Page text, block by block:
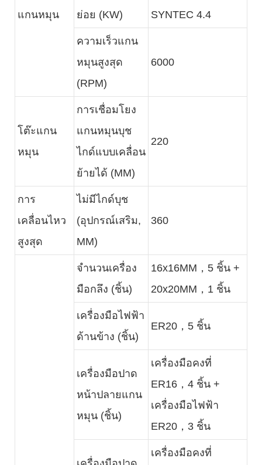
แกนหมุน
ย่อย (KW)
SYNTEC 4.4
ความเร็วแกน
หมุนสูงสุด
(RPM)
6000
โต๊ะแกน
หมุน
การเชื่อมโยง
แกนหมุนบุช
ไกด์แบบเคลื่อน
ย้ายได้ (MM)
220
การ
เคลื่อนไหว
สูงสุด
ไม่มีไกด์บุช
(อุปกรณ์เสริม,
MM)
360
จำนวนเครื่อง
มือกลึง (ชิ้น)
16x16MM，5 ชิ้น +
20x20MM，1 ชิ้น
เครื่องมือไฟฟ้า
ด้านข้าง (ชิ้น)
ER20，5 ชิ้น
เครื่องมือปาด
หน้าปลายแกน
หมุน (ชิ้น)
เครื่องมือคงที่
ER16，4 ชิ้น +
เครื่องมือไฟฟ้า
ER20，3 ชิ้น
เครื่องมือคงที่